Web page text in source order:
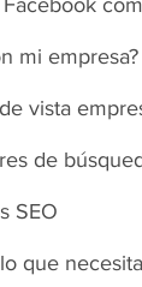
mi empresa?
vista
de
SEO
que